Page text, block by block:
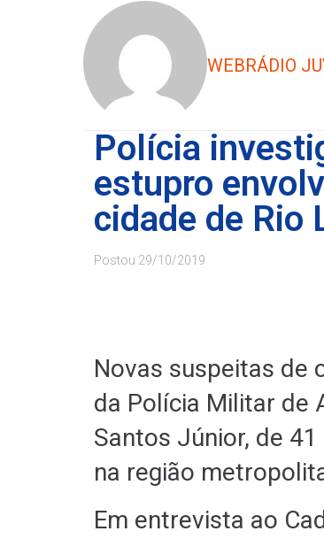
WEBRÁDIO
Polícia
estupro
cidade de Rio
Postou 29/10/2019
Novas suspeitas de
da Polícia Militar de
Santos Júnior, de
na região
Em entrevista ao